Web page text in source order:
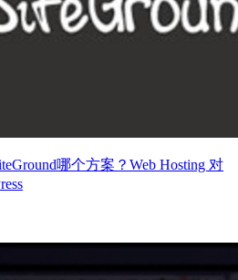
哪个方案？Web Hosting 对